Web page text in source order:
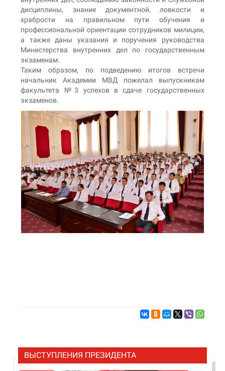
дисциплины, знание документной, ловкости и
храбрости на правильном пути обучения и
профессиональной ориентации сотрудников милиции,
а также даны указания и поручения руководства
Министерства внутренних дел по государственным
экзаменам.
Таким образом, по подведению итогов встречи
начальник Академии МВД пожелал выпускникам
факультета №3 успехов в сдаче государственных
экзаменов.
ВЫСТУПЛЕНИЯ ПРЕЗИДЕНТА